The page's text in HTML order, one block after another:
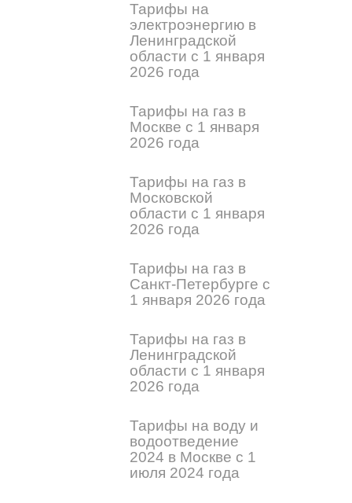
Тарифы на
электроэнергию в
Ленинградской
области с 1 января
2026 года
Тарифы на газ в
Москве с 1 января
2026 года
Тарифы на газ в
Московской
области с 1 января
2026 года
Тарифы на газ в
Санкт-Петербурге с
1 января 2026 года
Тарифы на газ в
Ленинградской
области с 1 января
2026 года
Тарифы на воду и
водоотведение
2024 в Москве с 1
июля 2024 года